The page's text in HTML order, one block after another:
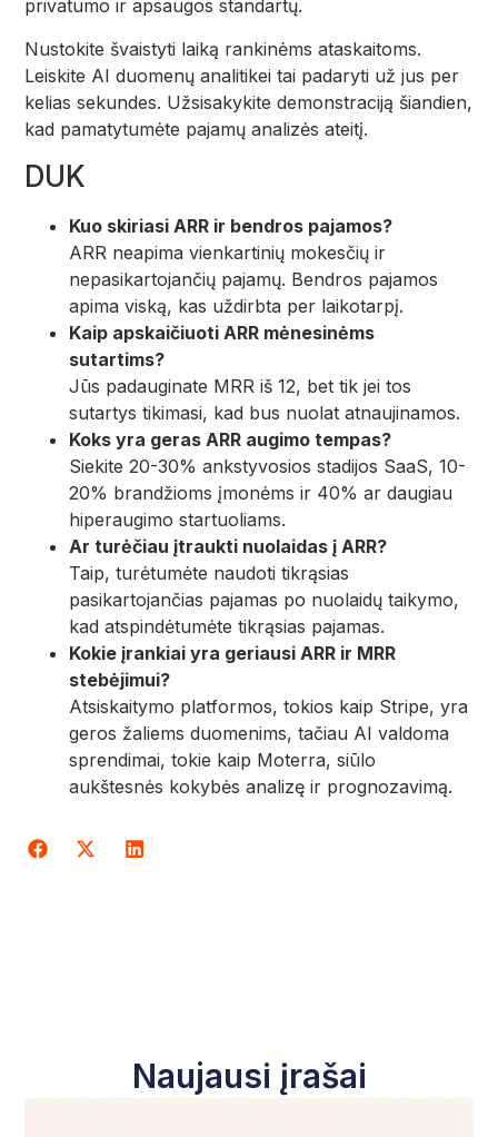
privatumo ir apsaugos standartų.
Nustokite švaistyti laiką rankinėms ataskaitoms.
Leiskite AI duomenų analitikei tai padaryti už jus per
kelias sekundes. Užsisakykite demonstraciją šiandien,
kad pamatytumėte pajamų analizės ateitį.
DUK
Kuo skiriasi ARR ir bendros pajamos?
ARR neapima vienkartinių mokesčių ir
nepasikartojančių pajamų. Bendros pajamos
apima viską, kas uždirbta per laikotarpį.
Kaip apskaičiuoti ARR mėnesinėms
sutartims?
Jūs padauginate MRR iš 12, bet tik jei tos
sutartys tikimasi, kad bus nuolat atnaujinamos.
Koks yra geras ARR augimo tempas?
Siekite 20-30% ankstyvosios stadijos SaaS, 10-
20% brandžioms įmonėms ir 40% ar daugiau
hiperaugimo startuoliams.
Ar turėčiau įtraukti nuolaidas į ARR?
Taip, turėtumėte naudoti tikrąsias
pasikartojančias pajamas po nuolaidų taikymo,
kad atspindėtumėte tikrąsias pajamas.
Kokie įrankiai yra geriausi ARR ir MRR
stebėjimui?
Atsiskaitymo platformos, tokios kaip Stripe, yra
geros žaliems duomenims, tačiau AI valdoma
sprendimai, tokie kaip Moterra, siūlo
aukštesnės kokybės analizę ir prognozavimą.
Naujausi įrašai